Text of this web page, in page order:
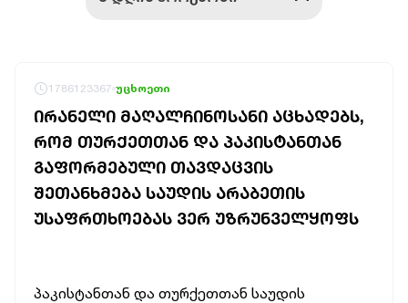
1786123367 უცხოეთი
ᲘᲠᲐᲜᲔᲚᲘ ᲛᲐᲦᲐᲚᲩᲘᲜᲝᲡᲐᲜᲘ ᲐᲪᲮᲐᲓᲔᲑᲡ,
ᲠᲝᲛ ᲗᲣᲠᲥᲔᲗᲗᲐᲜ ᲓᲐ ᲞᲐᲙᲘᲡᲢᲐᲜᲗᲐᲜ
ᲒᲐᲤᲝᲠᲛᲔᲑᲣᲚᲘ ᲗᲐᲕᲓᲐᲪᲕᲘᲡ
ᲨᲔᲗᲐᲜᲮᲛᲔᲑᲐ ᲡᲐᲣᲓᲘᲡ ᲐᲠᲐᲑᲔᲗᲘᲡ
ᲣᲡᲐᲤᲠᲗᲮᲝᲔᲑᲐᲡ ᲕᲔᲠ ᲣᲖᲠᲣᲜᲕᲔᲚᲧᲝᲤᲡ
პაკისტანთან და თურქეთთან საუდის